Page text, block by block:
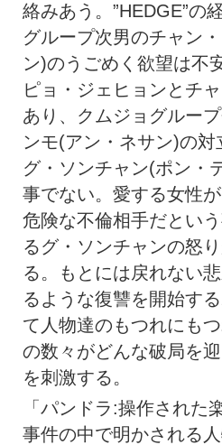
絡みあう。”HEDGE”の
グループ次男のチャン
ン)のうごめく欲望は不
ピョ・ジェヒョンとチ
あり、クムジョグルー
ンモ(アン・ネサン)の対
グ・ソンチャン(ポン・
事でない。愛する女性
危険な不倫相手だとい
るグ・ソンチャンの怒
る。もとには戻れない
るような復讐を開始す
て人物達のもつれにも
の数々がどんな破局を
を刺激する。
「パンドラ:操作された
事件の中で明かされる